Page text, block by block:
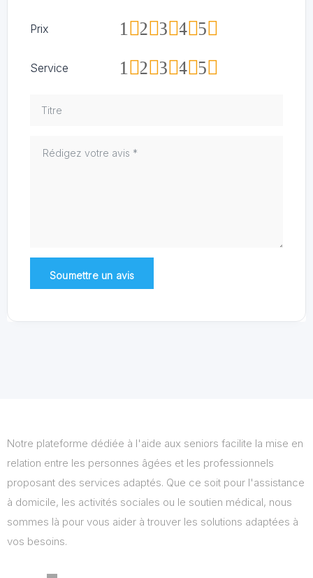
Prix 5
4
3
2
1
Service 5
4
3
2
1
Notre plateforme dédiée à l'aide aux seniors facilite la mise en
relation entre les personnes âgées et les professionnels
proposant des services adaptés. Que ce soit pour l'assistance
à domicile, les activités sociales ou le soutien médical, nous
sommes là pour vous aider à trouver les solutions adaptées à
vos besoins.